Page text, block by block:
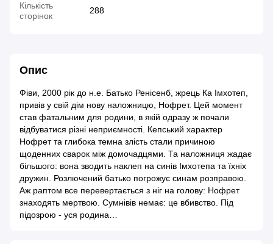
Кількість
сторінок
288
Опис
Фіви, 2000 рік до н.е. Батько Ренісенб, жрець Ка Імхотеп,
привів у свій дім нову наложницю, Нофрет. Цей момент
став фатальним для родини, в якій одразу ж почали
відбуватися різні неприємності. Кепський характер
Нофрет та глибока темна злість стали причиною
щоденних сварок між домочадцями. Та наложниця жадає
більшого: вона зводить наклеп на синів Імхотепа та їхніх
дружин. Розлючений батько погрожує синам розправою.
Аж раптом все перевертається з ніг на голову: Нофрет
знаходять мертвою. Сумнівів немає: це вбивство. Під
підозрою - уся родина…